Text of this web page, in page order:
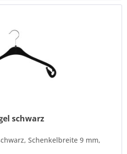
schwarz
Schenkelbreite 9 mm,